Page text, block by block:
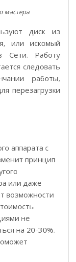
мастера
диск из
или искомый
Сети. Работу
следовать
работы,
перезагрузки
аппарата с
принцип
или даже
возможности
не
на 20-30%.